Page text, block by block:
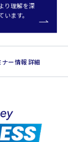
り理解を深
ます。
ナー情報 詳細